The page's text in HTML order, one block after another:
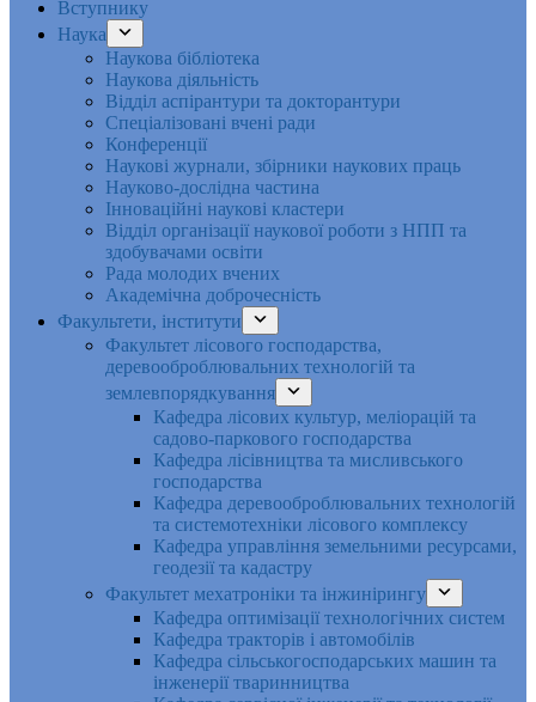
Вступнику
Наука
Наукова бібліотека
Наукова діяльність
Відділ аспірантури та докторантури
Спеціалізовані вчені ради
Конференції
Наукові журнали, збірники наукових праць
Науково-дослідна частина
Інноваційні наукові кластери
Відділ організації наукової роботи з НПП та
здобувачами освіти
Рада молодих вчених
Академічна доброчесність
Факультети, інститути
Факультет лісового господарства,
деревооброблювальних технологій та
землевпорядкування
Кафедра лісових культур, меліорацій та
садово-паркового господарства
Кафедра лісівництва та мисливського
господарства
Кафедра деревооброблювальних технологій
та системотехніки лісового комплексу
Кафедра управління земельними ресурсами,
геодезії та кадастру
Факультет мехатроніки та інжинірингу
Кафедра оптимізації технологічних систем
Кафедра тракторів і автомобілів
Кафедра сільськогосподарських машин та
інженерії тваринництва